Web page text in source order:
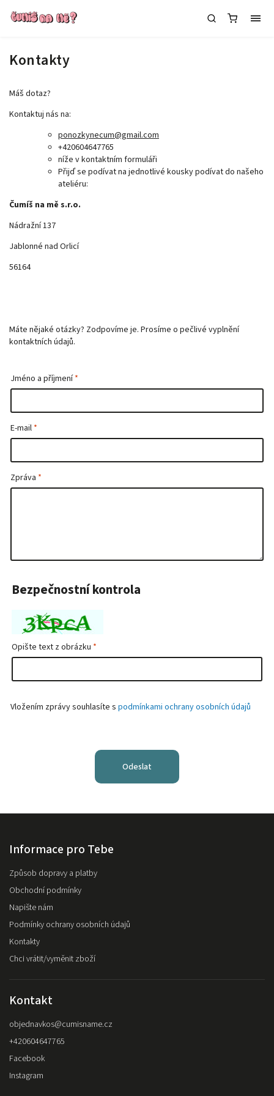
Kontakty
Máš dotaz?
Kontaktuj nás na:
ponozkynecum@gmail.com
+420604647765
níže v kontaktním formuláři
Přijď se podívat na jednotlivé kousky podívat do našeho
ateliéru:
Čumíš na mě s.r.o.
Nádražní 137
Jablonné nad Orlicí
56164
Máte nějaké otázky? Zodpovíme je. Prosíme o pečlivé vyplnění
kontaktních údajů.
Jméno a příjmení
E-mail
Zpráva
Bezpečnostní kontrola
Opište text z obrázku
Vložením zprávy souhlasíte s podmínkami ochrany osobních údajů
Odeslat
Informace pro Tebe
Způsob dopravy a platby
Obchodní podmínky
Napište nám
Podmínky ochrany osobních údajů
Kontakty
Chci vrátit/vyměnit zboží
Kontakt
objednavkos@cumisname.cz
+420604647765
Facebook
Instagram